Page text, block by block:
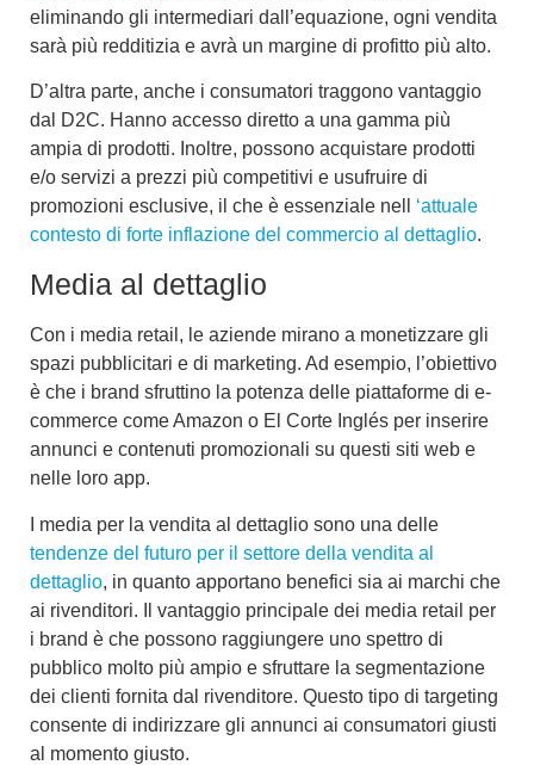
eliminando gli intermediari dall’equazione, ogni vendita
sarà più redditizia e avrà un margine di profitto più alto.
D’altra parte, anche i consumatori traggono vantaggio
dal D2C. Hanno accesso diretto a una gamma più
ampia di prodotti. Inoltre, possono acquistare prodotti
e/o servizi a prezzi più competitivi e usufruire di
promozioni esclusive, il che è essenziale nell ‘attuale
contesto di forte inflazione del commercio al dettaglio.
Media al dettaglio
Con i media retail , le aziende mirano a monetizzare gli
spazi pubblicitari e di marketing. Ad esempio, l’obiettivo
è che i brand sfruttino la potenza delle piattaforme di e-
commerce come Amazon o El Corte Inglés per inserire
annunci e contenuti promozionali su questi siti web e
nelle loro app.
media per la vendita al dettaglio sono una delle
tendenze del futuro per il settore della vendita al
dettaglio, in quanto apportano benefici sia ai marchi che
ai rivenditori. Il vantaggio principale dei media retail per
i brand è che possono raggiungere uno spettro di
pubblico molto più ampio e sfruttare la segmentazione
dei clienti fornita dal rivenditore. Questo tipo di targeting
consente di indirizzare gli annunci ai consumatori giusti
al momento giusto.